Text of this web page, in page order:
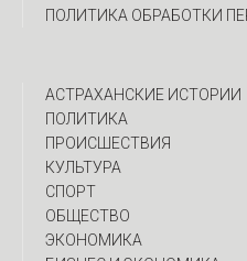
ПОЛИТИКА ОБРАБОТКИ
АСТРАХАНСКИЕ ИСТОРИИ
ПОЛИТИКА
ПРОИСШЕСТВИЯ
КУЛЬТУРА
СПОРТ
ОБЩЕСТВО
ЭКОНОМИКА